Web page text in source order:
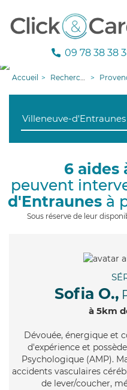
09 78 38 38
Accueil Recherche aide à domicile Provence-Alpes-Côte
6 aides
peuvent
d'Entraunesà
Sous réserve de leur
Sofia O.,
à 5km
Dévouée, énergique et
d'expérience et
Psychologique (AMP).
accidents vasculaires
de lever/coucher,